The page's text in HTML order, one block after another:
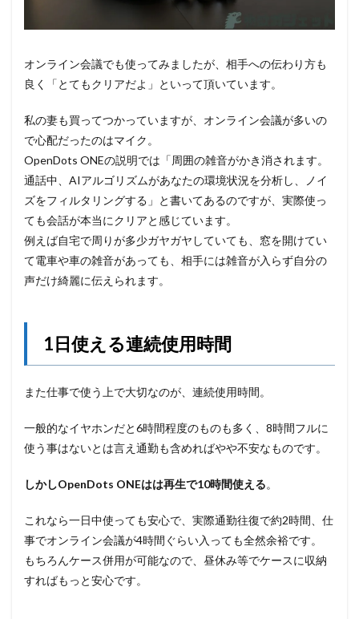
オンライン会議でも使ってみましたが、相手への伝わり方も
良く「とてもクリアだよ」といって頂いています。
私の妻も買ってつかっていますが、オンライン会議が多いの
で心配だったのはマイク。
OpenDots ONEの説明では「周囲の雑音がかき消されます。
通話中、AIアルゴリズムがあなたの環境状況を分析し、ノイ
ズをフィルタリングする」と書いてあるのですが、実際使っ
ても会話が本当にクリアと感じています。
例えば自宅で周りが多少ガヤガヤしていても、窓を開けてい
て電車や車の雑音があっても、相手には雑音が入らず自分の
声だけ綺麗に伝えられます。
1日使える連続使用時間
また仕事で使う上で大切なのが、連続使用時間。
一般的なイヤホンだと6時間程度のものも多く、8時間フルに
使う事はないとは言え通勤も含めればやや不安なものです。
しかしOpenDots ONEはは再生で10時間使える。
これなら一日中使っても安心で、実際通勤往復で約2時間、仕
事でオンライン会議が4時間ぐらい入っても全然余裕です。
もちろんケース併用が可能なので、昼休み等でケースに収納
すればもっと安心です。